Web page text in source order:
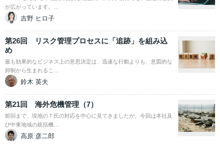
が広がっています。…
吉野 ヒロ子
第26回 リスク管理プロセスに「追跡」を組み込
め
最も効果的なビジネス上の意思決定は、迅速な行動よりも、意図的な
抑制から生まれるこ…
鈴木 英夫
第21回 海外危機管理（7）
前回まで、現地のＴ氏の対応を中心に見てきましたが、今回は本社及
び中東地域の統括機…
高原 彦二郎